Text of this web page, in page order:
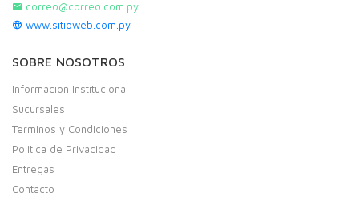
correo@correo.com.py
www.sitioweb.com.py
SOBRE NOSOTROS
Informacion Institucional
Sucursales
Terminos y Condiciones
Politica de Privacidad
Entregas
Contacto